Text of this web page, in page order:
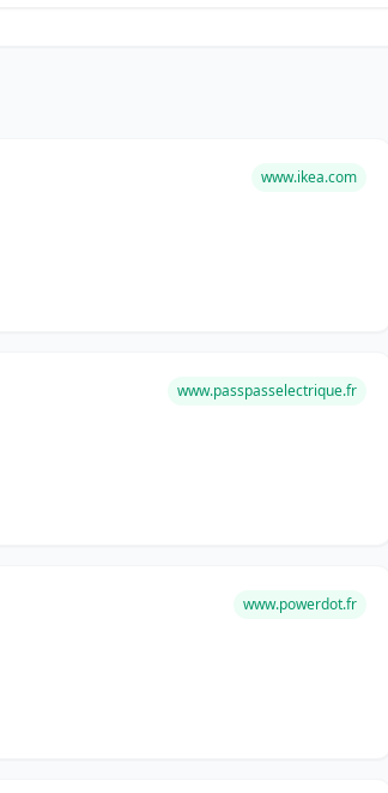
www.ikea.com
www.passpasselectrique.fr
www.powerdot.fr